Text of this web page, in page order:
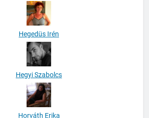
Hegedüs Irén
Hegyi Szabolcs
Horváth Erika